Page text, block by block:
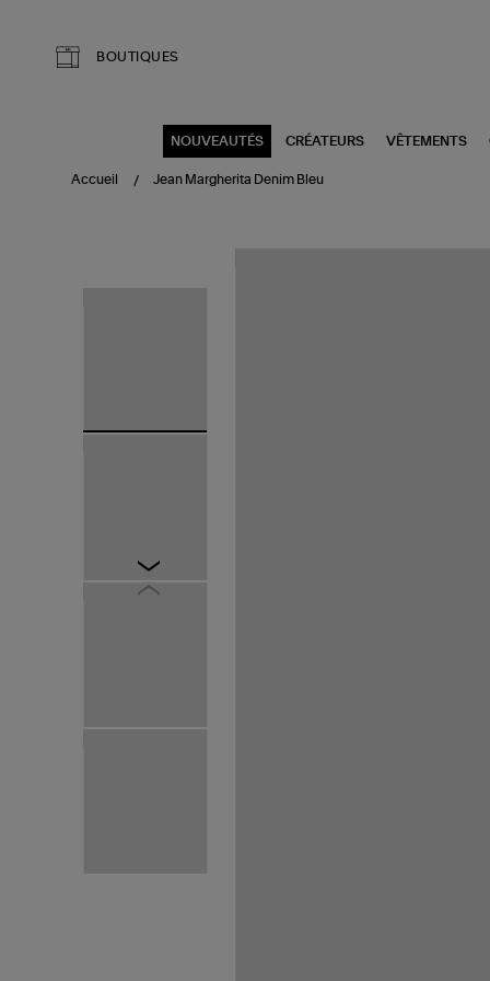
BOUTIQUES
NOUVEAUTÉS CRÉATEURS VÊTEMENTS
Accueil Jean Margherita Denim Bleu